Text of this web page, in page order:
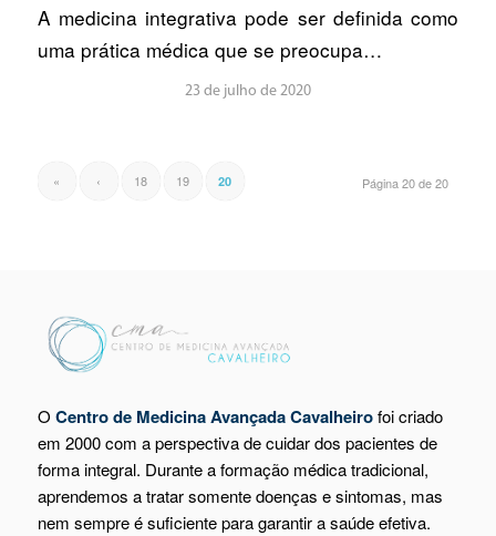
A medicina integrativa pode ser definida como
uma prática médica que se preocupa…
23 de julho de 2020
Página 20 de 20
« ‹ 18 19 20
O Centro de Medicina Avançada Cavalheirofoi criado
em 2000 com a perspectiva de cuidar dos pacientes de
forma integral. Durante a formação médica tradicional,
aprendemos a tratar somente doenças e sintomas, mas
nem sempre é suficiente para garantir a saúde efetiva.